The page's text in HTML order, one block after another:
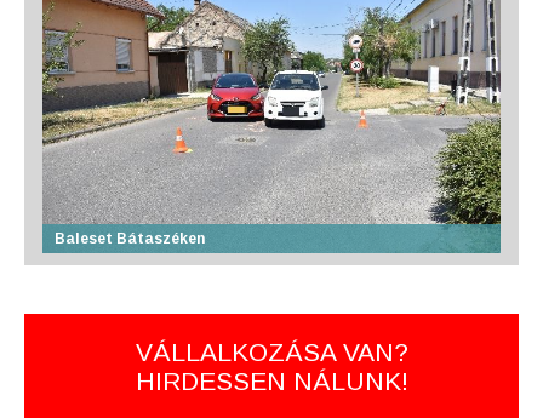
Baleset Bátaszéken
VÁLLALKOZÁSA VAN?
HIRDESSEN NÁLUNK!